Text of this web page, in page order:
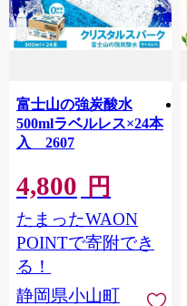
富士山の強炭酸水
500mlラベルレス×24本
入 2607
4,800 円
たまったWAON
POINTで寄附でき
る！
静岡県小山町